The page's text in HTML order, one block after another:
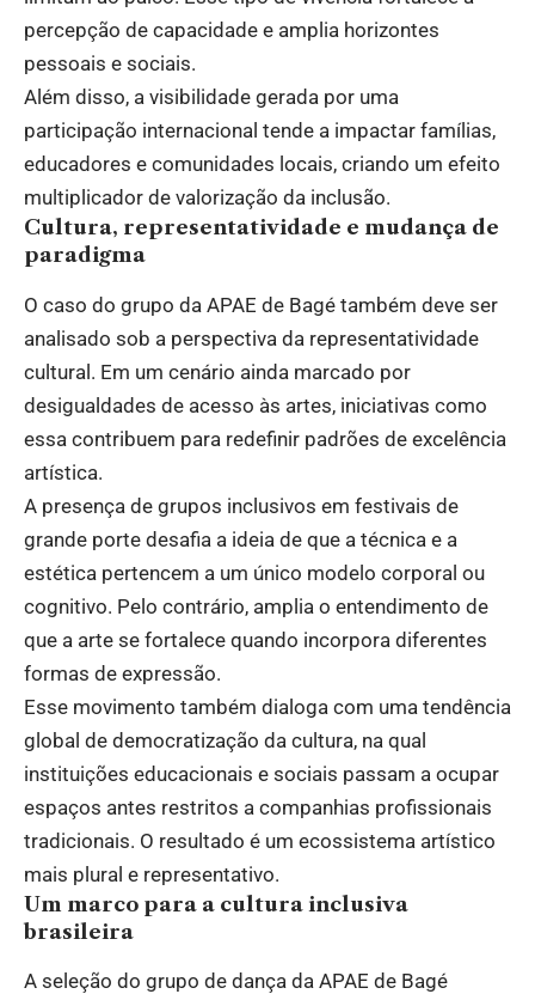
percepção de capacidade e amplia horizontes
pessoais e sociais.
Além disso, a visibilidade gerada por uma
participação internacional tende a impactar famílias,
educadores e comunidades locais, criando um efeito
multiplicador de valorização da inclusão.
Cultura, representatividade e mudança de
paradigma
O caso do grupo da APAE de Bagé também deve ser
analisado sob a perspectiva da representatividade
cultural. Em um cenário ainda marcado por
desigualdades de acesso às artes, iniciativas como
essa contribuem para redefinir padrões de excelência
artística.
A presença de grupos inclusivos em festivais de
grande porte desafia a ideia de que a técnica e a
estética pertencem a um único modelo corporal ou
cognitivo. Pelo contrário, amplia o entendimento de
que a arte se fortalece quando incorpora diferentes
formas de expressão.
Esse movimento também dialoga com uma tendência
global de democratização da cultura, na qual
instituições educacionais e sociais passam a ocupar
espaços antes restritos a companhias profissionais
tradicionais. O resultado é um ecossistema artístico
mais plural e representativo.
Um marco para a cultura inclusiva
brasileira
A seleção do grupo de dança da APAE de Bagé